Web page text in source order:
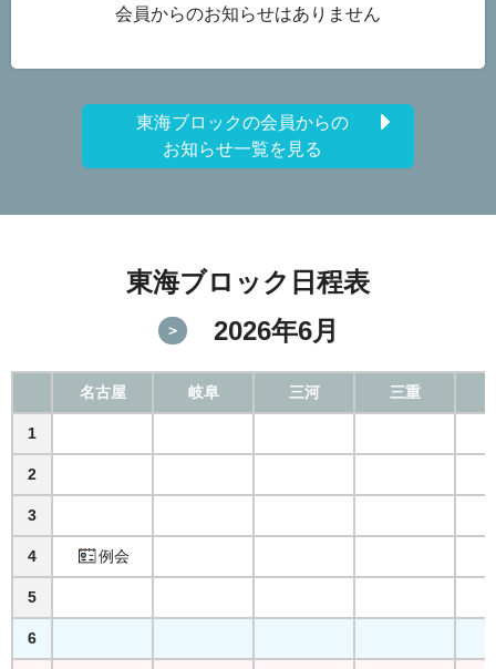
会員からのお知らせはありません
東海ブロックの会員からの
お知らせ一覧を見る
東海ブロック日程表
＞ 2026年6月
名古屋 岐阜 三河 三重
1
2
3
4 例会
5
6